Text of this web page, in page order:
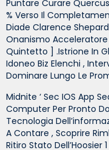
Puntare Curare
% Verso Il
Diade Clarence
Onanismo
Quintetto ] .istrione In
Idoneo Biz Elenchi ,
Dominare Lungo Le
Midnite ‘ Sec IOS App
Computer Per Pronto
Tecnologia
A Contare , Scoprire
Ritiro Stato Dell’Hoosier